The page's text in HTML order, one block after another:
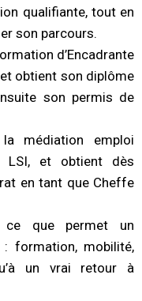
qualifiante, tout en
son parcours.
d’Encadrante
et obtient son diplôme
son permis de
médiation emploi
LSI, et obtient dès
en tant que Cheffe
que permet un
formation, mobilité,
un vrai retour à